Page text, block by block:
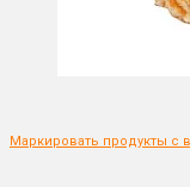
Маркировать продукты